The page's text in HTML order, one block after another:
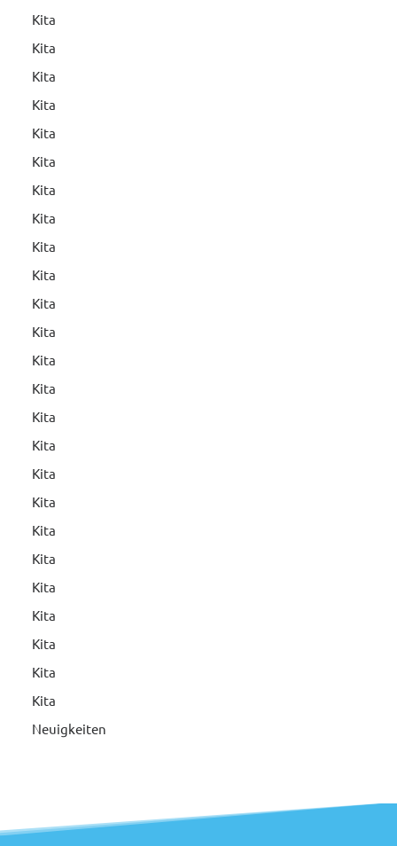
Kita
Kita
Kita
Kita
Kita
Kita
Kita
Kita
Kita
Kita
Kita
Kita
Kita
Kita
Kita
Kita
Kita
Kita
Kita
Kita
Kita
Kita
Kita
Kita
Kita
Neuigkeiten